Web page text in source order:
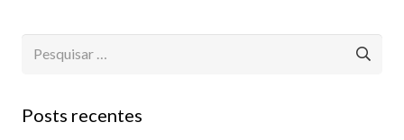
Posts recentes